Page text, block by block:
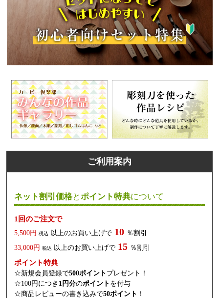
ご利用案内
ネット割引価格とポイント特典について
1回のご注文で
5,500円 税込 以上のお買い上げで 10 ％割引
33,000円 税込 以上のお買い上げで 15 ％割引
ポイント特典
☆新規会員登録で500ポイント プレゼント！
☆100円につき 1円分のポイント を付与
☆商品レビューの書き込みで50ポイント ！